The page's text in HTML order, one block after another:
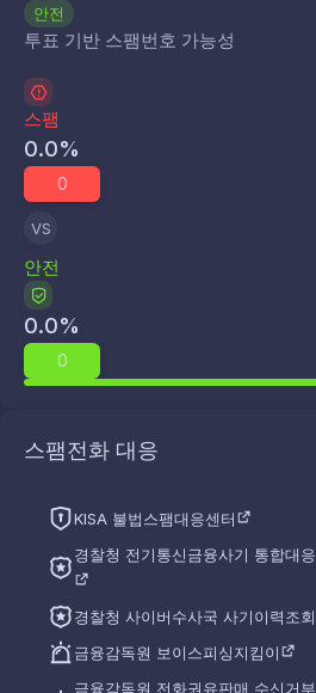
안전
투표 기반 스팸번호 가능성
스팸
0.0%
0
VS
안전
0.0%
0
스팸전화 대응
KISA 불법스팸대응센터
경찰청 전기통신금융사기 통합대
경찰청 사이버수사국 사기이력조회
금융감독원 보이스피싱지킴이
금융감독원 전화권유판매 수신거